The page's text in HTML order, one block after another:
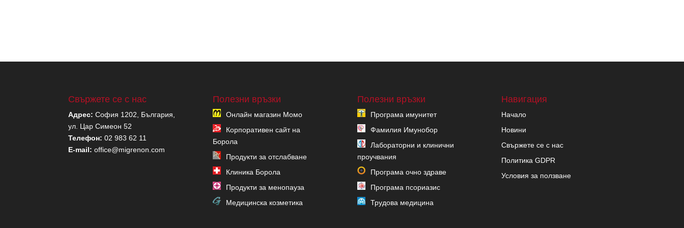
Свържете се с нас
Адрес: София 1202, България,
ул. Цар Симеон 52
Телефон: 02 983 62 11
E-mail: office@migrenon.com
Полезни връзки
Онлайн магазин Момо
Корпоративен сайт на
Борола
Продукти за отслабване
Клиника Борола
Продукти за менопауза
Медицинска козметика
Полезни връзки
Програма имунитет
Фамилия Имунобор
Лабораторни и клинични
проучвания
Програма очно здраве
Програма псориазис
Трудова медицина
Навигация
Начало
Новини
Свържете се с нас
Политика GDPR
Условия за ползване